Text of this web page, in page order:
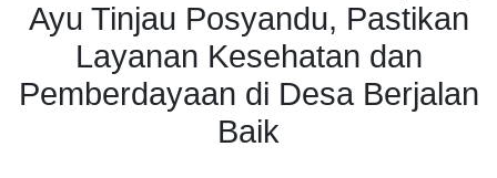
Ayu Tinjau Posyandu, Pastikan
Layanan Kesehatan dan
Pemberdayaan di Desa Berjalan
Baik